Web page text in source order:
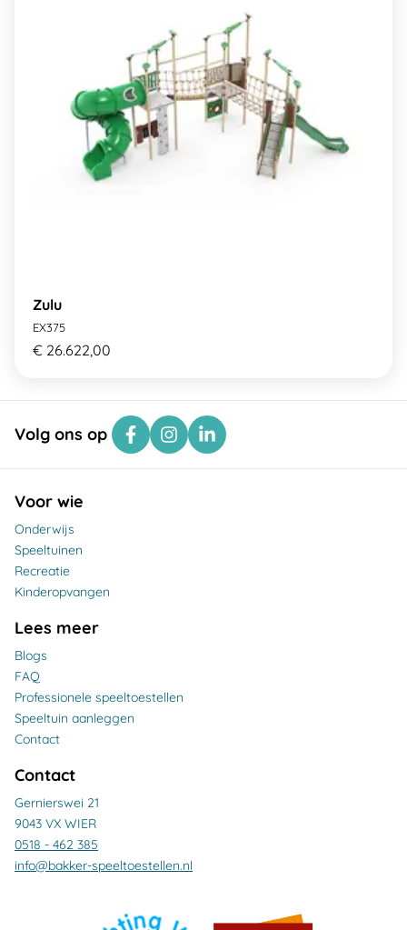
Zulu
EX375
€ 26.622,00
Volg ons op
Voor wie
Onderwijs
Speeltuinen
Recreatie
Kinderopvangen
Lees meer
Blogs
FAQ
Professionele speeltoestellen
Speeltuin aanleggen
Contact
Contact
Gernierswei 21
9043 VX WIER
0518 - 462 385
info@bakker-speeltoestellen.nl